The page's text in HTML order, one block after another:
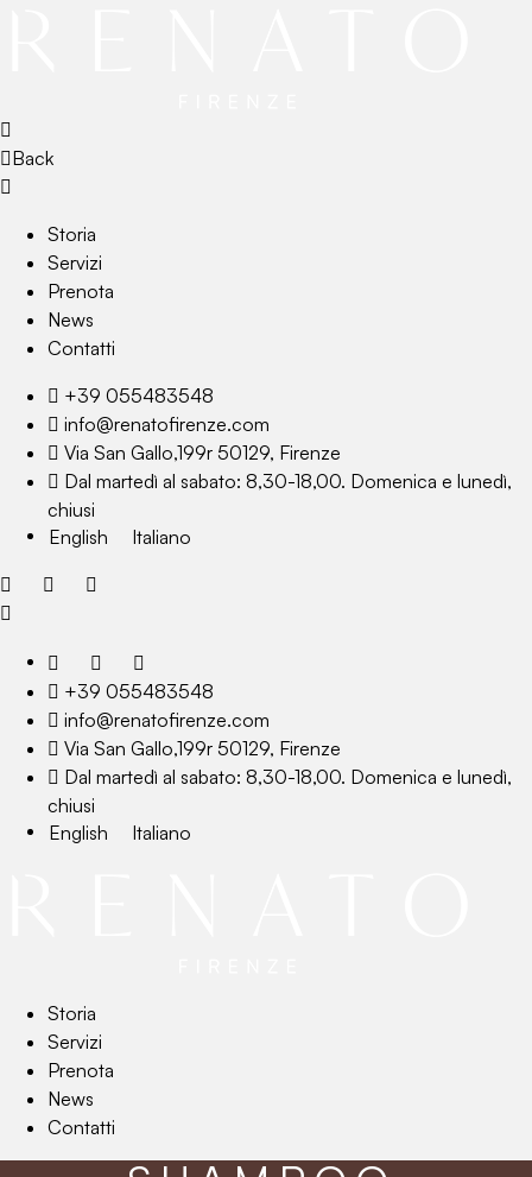
Back
Storia
Servizi
Prenota
News
Contatti
+39 055483548
info@renatofirenze.com
Via San Gallo,199r 50129, Firenze
Dal martedì al sabato: 8,30-18,00. Domenica e lunedì,
chiusi
English
Italiano
+39 055483548
info@renatofirenze.com
Via San Gallo,199r 50129, Firenze
Dal martedì al sabato: 8,30-18,00. Domenica e lunedì,
chiusi
English
Italiano
Storia
Servizi
Prenota
News
Contatti